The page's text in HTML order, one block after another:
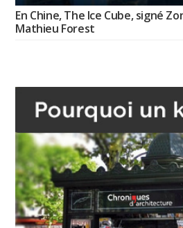
En Chine, The Ice Cube, signé
Mathieu Forest